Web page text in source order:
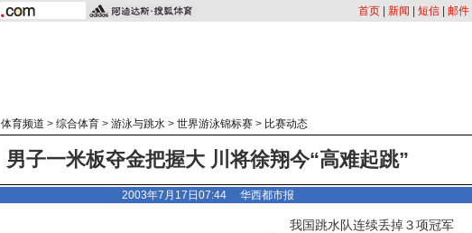
首页 新闻 短信 邮件
体育频道 > 综合体育 > 游泳与跳水 > 世界游泳锦标赛 > 比赛动态
男子一米板夺金把握大 川将徐翔今“高难起跳”
2003年7月17日07:44 华西都市报
我国跳水队连续丢掉３项冠军